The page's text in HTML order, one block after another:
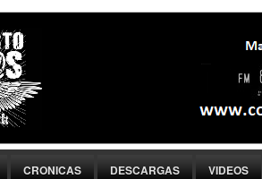
CRONICAS DESCARGAS VIDEOS